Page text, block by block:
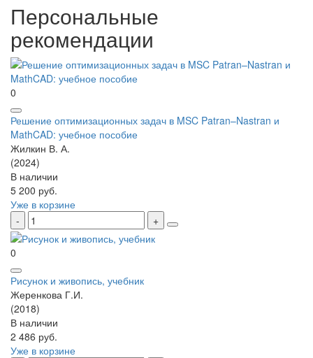
Персональные
рекомендации
0
Решение оптимизационных задач в MSC Patran–Nastran и
MathCAD: учебное пособие
Жилкин В. А.
(2024)
В наличии
5 200 руб.
Уже в корзине
0
Рисунок и живопись, учебник
Жеренкова Г.И.
(2018)
В наличии
2 486 руб.
Уже в корзине